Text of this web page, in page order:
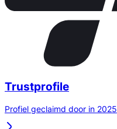
Trustprofile
Profiel geclaimd door in 2025